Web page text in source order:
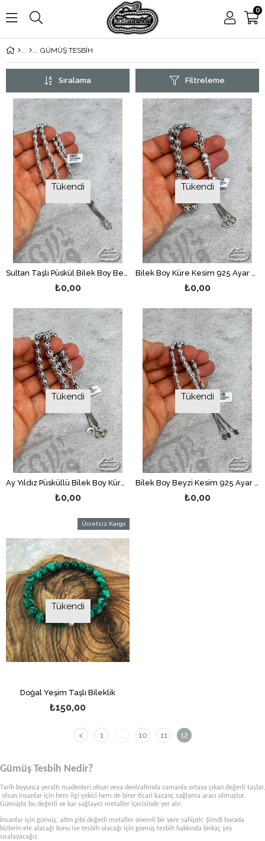
0
GÜMÜŞ TESBİH
Filtreleme
Sıralama
Tükendi
₺0,00
Tükendi
₺0,00
Tükendi
₺0,00
Tükendi
₺0,00
Tükendi
Doğal Yeşim Taşlı Bileklik
₺150,00
Ücretsiz Kargo
< 1 10 11 12
Gümüş Tesbih Nedir?
Tarih boyunca yeraltı madenleri olsun veya denizaltında zamanla ortaya çıkan değerli taşlar,
olsun insanlar için hem ilgi çekici hem de birer ticari kazanç sağlama aracı olmuştur.
Gümüşte bu değerli ve kar sağlayıcı metaller içerisinde yer alır.
İnsanlar için gümüş, altın gibi değerli metaller önemli bir yere sahiptir. Şimdi burada
bizlerin ele alacağı konu ise tesbih olacağı için gümüş tesbih hakkında birkaç şey
sıralayacağız.